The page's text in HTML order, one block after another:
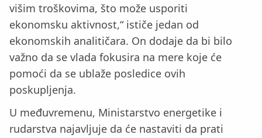
višim troškovima, što može usporiti
ekonomsku aktivnost,“ ističe jedan od
ekonomskih analitičara. On dodaje da bi bilo
važno da se vlada fokusira na mere koje će
pomoći da se ublaže posledice ovih
poskupljenja.
U međuvremenu, Ministarstvo energetike i
rudarstva najavljuje da će nastaviti da prati